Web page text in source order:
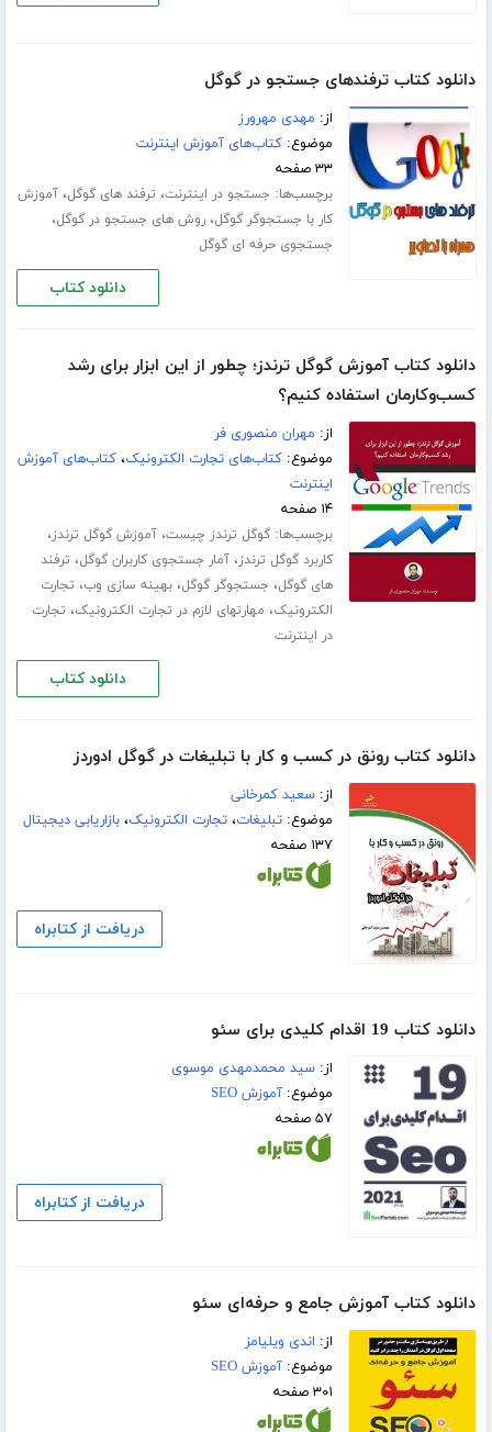
دانلود کتاب ترفندهای جستجو در گوگل
از: مهدی مهرورز
موضوع:کتاب‌های آموزش اینترنت
۳۳ صفحه
برچسب‌ها: جستجو در اینترنت، ترفند های گوگل،آموزش
کار با جستجوگر گوگل،روش های جستجو در گوگل،
جستجوی حرفه ای گوگل
دانلود کتاب
دانلود کتاب آموزش گوگل ترندز؛ چطور از این ابزار برای رشد
کسب‌وکارمان استفاده کنیم؟
از: مهران منصوری فر
موضوع:کتاب‌های تجارت الکترونیک،کتاب‌های آموزش
اینترنت
۱۴ صفحه
برچسب‌ها:گوگل ترندز چیست،آموزش گوگل ترندز،
کاربرد گوگل ترندز،آمار جستجوی کاربران گوگل، ترفند
های گوگل، جستجوگر گوگل،بهینه سازی وب، تجارت
الکترونیک، مهارتهای لازم در تجارت الکترونیک، تجارت
در اینترنت
دانلود کتاب
دانلود کتاب رونق در کسب و کار با تبلیغات در گوگل ادوردز
از:سعید کمرخانی
موضوع:تبلیغات،تجارت الکترونیک،بازاریابی دیجیتال
۱۳۷ صفحه
دریافت از کتابراه
دانلود کتاب 19 اقدام کلیدی برای سئو
از:سید محمدمهدی موسوی
موضوع:آموزش SEO
۵۷ صفحه
دریافت از کتابراه
دانلود کتاب آموزش جامع و حرفه‌ای سئو
از: اندی ویلیامز
موضوع:آموزش SEO
۳۰۱ صفحه